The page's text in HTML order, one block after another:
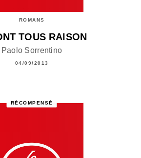
ROMANS
TOUS RAISON
Paolo Sorrentino
04/09/2013
RÉCOMPENSÉ